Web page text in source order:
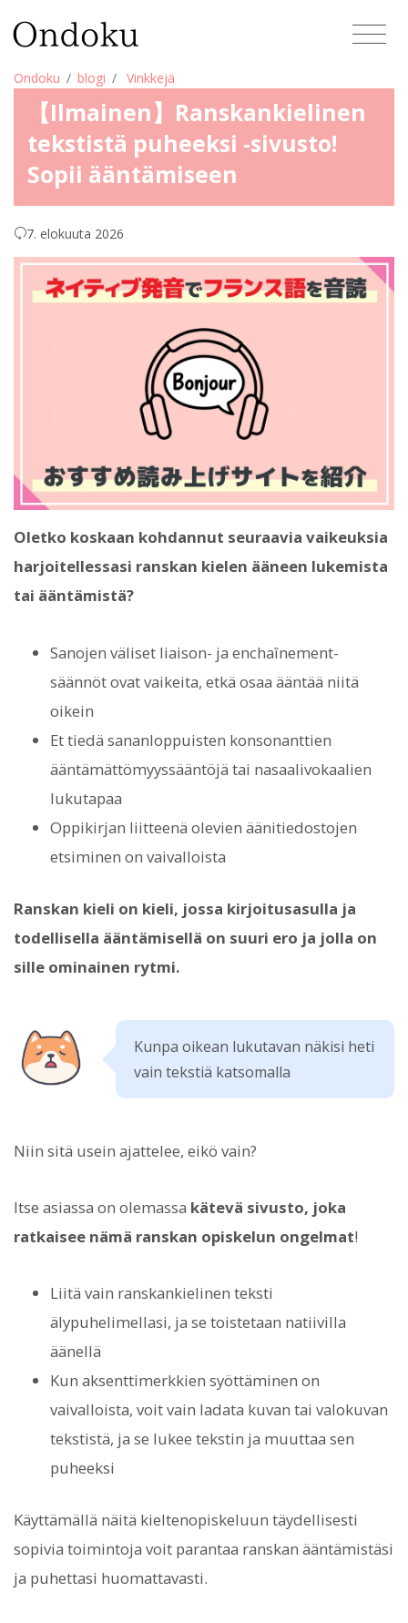
Ondoku blogi Vinkkejä
【Ilmainen】Ranskankielinen
tekstistä puheeksi -sivusto!
Sopii ääntämiseen
7. elokuuta 2026
Oletko koskaan kohdannut seuraavia vaikeuksia
harjoitellessasi ranskan kielen ääneen lukemista
tai ääntämistä?
Sanojen väliset liaison- ja enchaînement-
säännöt ovat vaikeita, etkä osaa ääntää niitä
oikein
Et tiedä sananloppuisten konsonanttien
ääntämättömyyssääntöjä tai nasaalivokaalien
lukutapaa
Oppikirjan liitteenä olevien äänitiedostojen
etsiminen on vaivalloista
Ranskan kieli on kieli, jossa kirjoitusasulla ja
todellisella ääntämisellä on suuri ero ja jolla on
sille ominainen rytmi.
Kunpa oikean lukutavan näkisi heti
vain tekstiä katsomalla
Niin sitä usein ajattelee, eikö vain?
Itse asiassa on olemassa kätevä sivusto, joka
ratkaisee nämä ranskan opiskelun ongelmat!
Liitä vain ranskankielinen teksti
älypuhelimellasi, ja se toistetaan natiivilla
äänellä
Kun aksenttimerkkien syöttäminen on
vaivalloista, voit vain ladata kuvan tai valokuvan
tekstistä, ja se lukee tekstin ja muuttaa sen
puheeksi
Käyttämällä näitä kieltenopiskeluun täydellisesti
sopivia toimintoja voit parantaa ranskan ääntämistäsi
ja puhettasi huomattavasti.